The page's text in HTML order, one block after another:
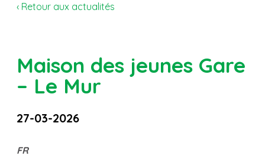
‹ Retour aux actualités
Maison des jeunes Gare
– Le Mur
27-03-2026
FR